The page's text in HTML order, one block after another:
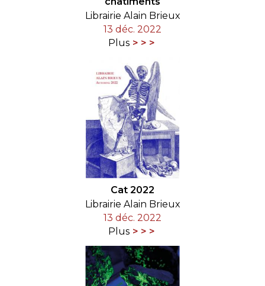
Librairie Alain Brieux
13 déc. 2022
Plus
Cat 2022
Librairie Alain Brieux
13 déc. 2022
Plus